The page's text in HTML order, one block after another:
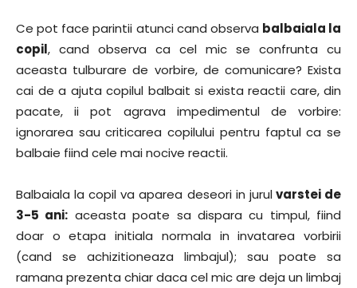
Ce pot face parintii atunci cand observa balbaiala la
copil, cand observa ca cel mic se confrunta cu
aceasta tulburare de vorbire, de comunicare? Exista
cai de a ajuta copilul balbait si exista reactii care, din
pacate, ii pot agrava impedimentul de vorbire:
ignorarea sau criticarea copilului pentru faptul ca se
balbaie fiind cele mai nocive reactii.
Balbaiala la copil va aparea deseori in jurulvarstei de
3-5 ani: aceasta poate sa dispara cu timpul, fiind
doar o etapa initiala normala in invatarea vorbirii
(cand se achizitioneaza limbajul); sau poate sa
ramana prezenta chiar daca cel mic are deja un limbaj